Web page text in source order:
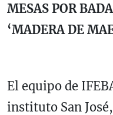
MESAS POR
‘MADERA DE
El equipo de
instituto San